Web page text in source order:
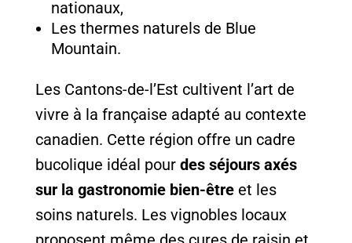
nationaux,
Les thermes naturels de Blue
Mountain.
Les Cantons-de-l’Est cultivent l’art de
vivre à la française adapté au contexte
canadien. Cette région offre un cadre
bucolique idéal pour des séjours axés
sur la gastronomie bien-êtreet les
soins naturels. Les vignobles locaux